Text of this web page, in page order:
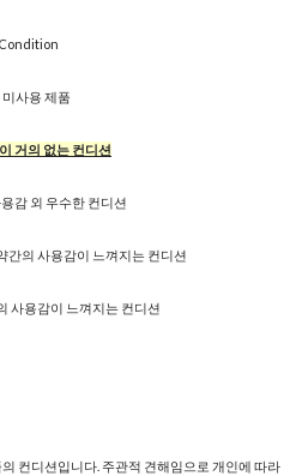
Condition
미사용 제품
거의 없는 컨디션
감 외 우수한 컨디션
간의 사용감이 느껴지는 컨디션
사용감이 느껴지는 컨디션
컨디션입니다. 주관적 견해임으로 개인에 따라